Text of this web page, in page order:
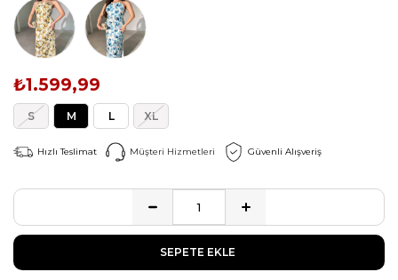
₺1.599,99
S M L XL
Hızlı Teslimat Müşteri Hizmetleri Güvenli Alışveriş